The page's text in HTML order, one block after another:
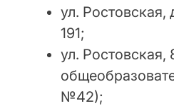
ул.
191;
ул. Ростовская,
№42);